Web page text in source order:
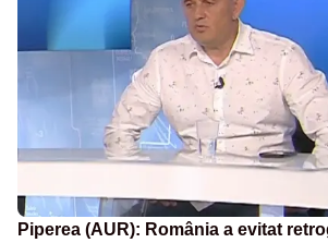
Piperea (AUR): România a evitat